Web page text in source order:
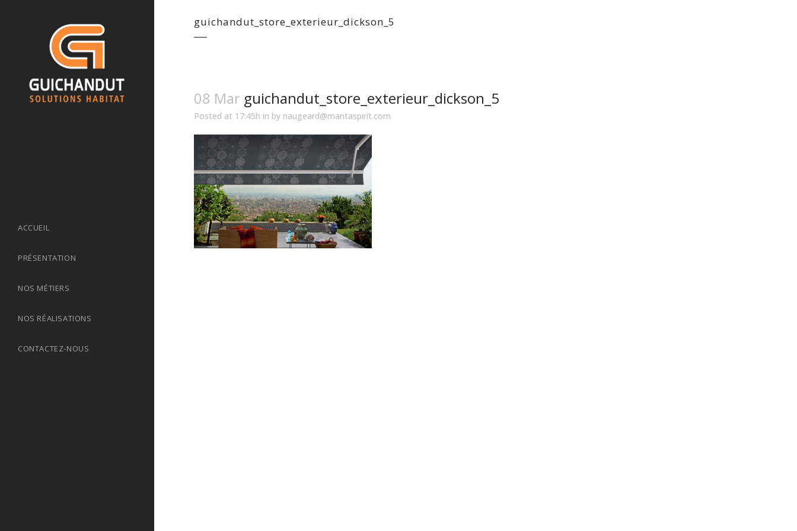
ACCUEIL
PRÉSENTATION
NOS MÉTIERS
NOS RÉALISATIONS
CONTACTEZ-NOUS
guichandut_store_exterieur_dickson_5
08 Mar guichandut_store_exterieur_dickson_5
Posted at 17:45h in by naugeard@mantaspirit.com